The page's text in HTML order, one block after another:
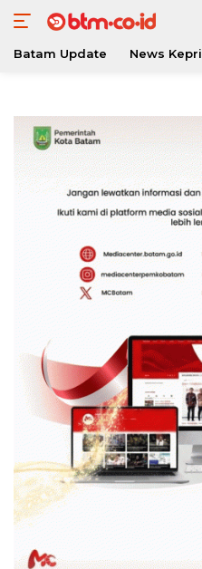
konten
Batam Update News Kepri